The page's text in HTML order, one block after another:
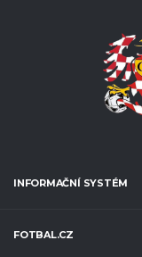
INFORMAČNÍ SYSTÉM
FOTBAL.CZ